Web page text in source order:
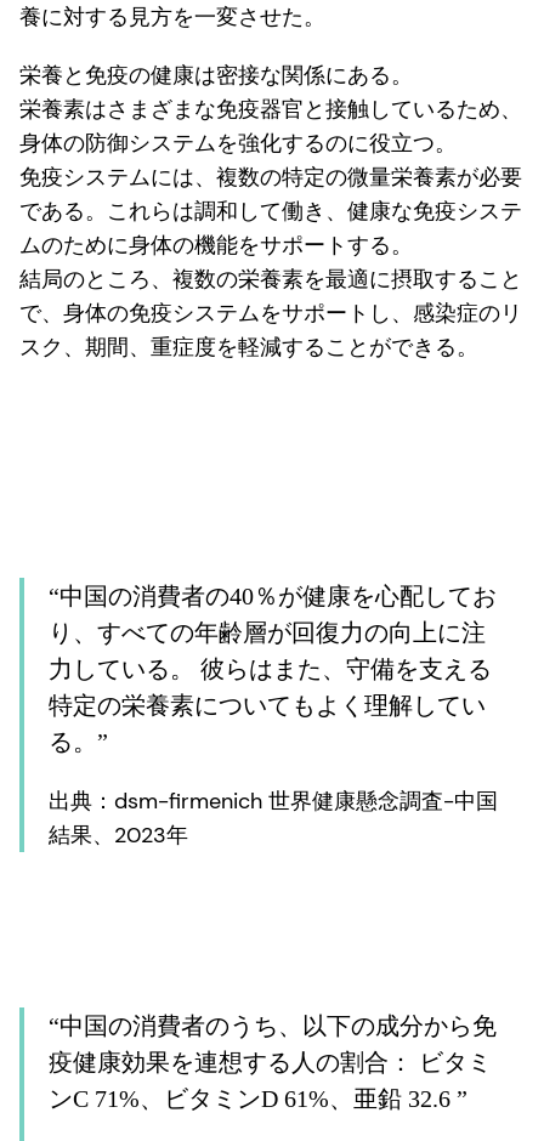
養に対する見方を一変させた。
栄養と免疫の健康は密接な関係にある。
栄養素はさまざまな免疫器官と接触しているため、
身体の防御システムを強化するのに役立つ。
免疫システムには、複数の特定の微量栄養素が必要
である。これらは調和して働き、健康な免疫システ
ムのために身体の機能をサポートする。
結局のところ、複数の栄養素を最適に摂取すること
で、身体の免疫システムをサポートし、感染症のリ
スク、期間、重症度を軽減することができる。
“中国の消費者の40％が健康を心配してお
り、すべての年齢層が回復力の向上に注
力している。 彼らはまた、守備を支える
特定の栄養素についてもよく理解してい
る。”
出典：dsm-firmenich 世界健康懸念調査-中国
結果、2023年
“中国の消費者のうち、以下の成分から免
疫健康効果を連想する人の割合： ビタミ
ンC 71%、ビタミンD 61%、亜鉛 32.6 ”